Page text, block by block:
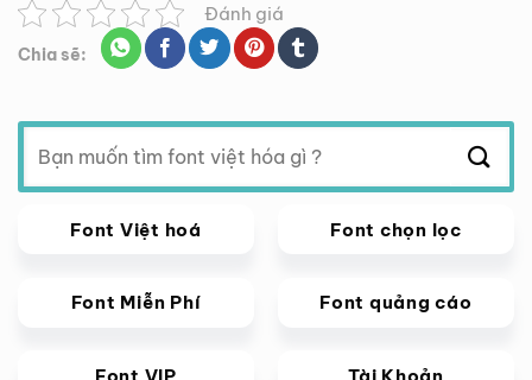
Đánh giá
Chia sẽ:
Tìm
kiếm:
Font Việt hoá Font chọn lọc
Font Miễn Phí Font quảng cáo